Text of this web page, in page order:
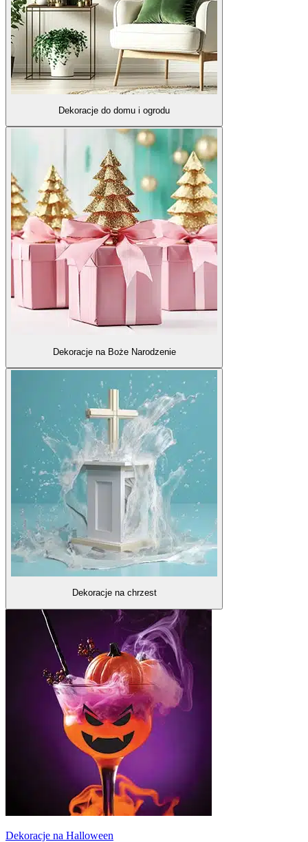
Dekoracje do domu i ogrodu
Dekoracje na Boże Narodzenie
Dekoracje na chrzest
Dekoracje na Halloween